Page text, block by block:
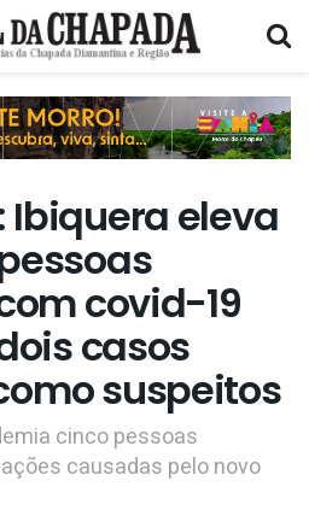
eleva
covid-19
casos
suspeitos
cinco pessoas
causadas pelo novo